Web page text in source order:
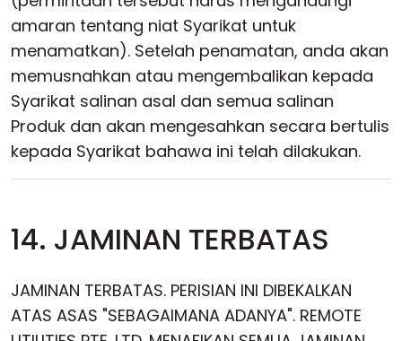
amaran tentang niat Syarikat untuk
menamatkan). Setelah penamatan, anda akan
memusnahkan atau mengembalikan kepada
Syarikat salinan asal dan semua salinan
Produk dan akan mengesahkan secara bertulis
kepada Syarikat bahawa ini telah dilakukan.
14. JAMINAN TERBATAS
JAMINAN TERBATAS. PERISIAN INI DIBEKALKAN
ATAS ASAS "SEBAGAIMANA ADANYA". REMOTE